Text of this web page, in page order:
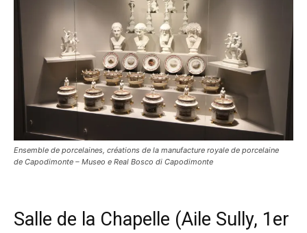
Ensemble de porcelaines, créations de la manufacture royale de porcelaine
de Capodimonte – Museo e Real Bosco di Capodimonte
Salle de la Chapelle (Aile Sully, 1er